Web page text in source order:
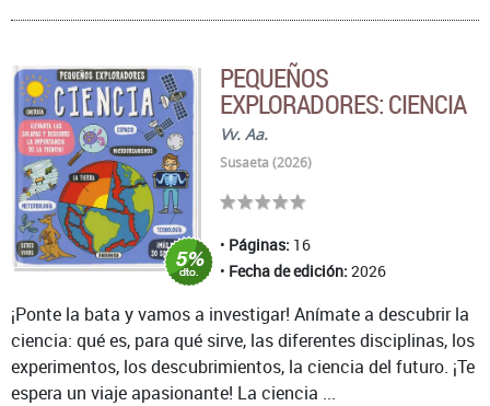
PEQUEÑOS
EXPLORADORES: CIENCIA
Vv. Aa.
Susaeta (2026)
Páginas: 16
Fecha de edición: 2026
¡Ponte la bata y vamos a investigar! Anímate a descubrir la
ciencia: qué es, para qué sirve, las diferentes disciplinas, los
experimentos, los descubrimientos, la ciencia del futuro. ¡Te
espera un viaje apasionante! La ciencia ...